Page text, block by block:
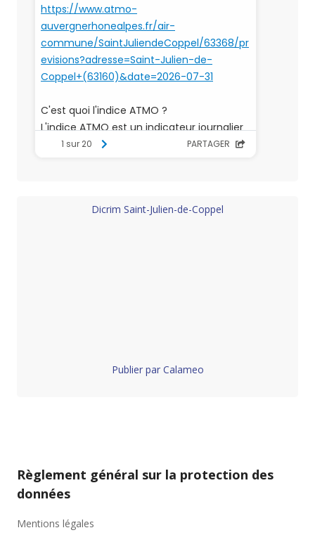
Dicrim Saint-Julien-de-Coppel
Publier par Calameo
Règlement général sur la protection des
données
Mentions légales